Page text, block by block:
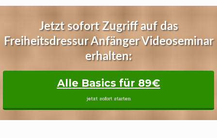
Jetzt sofort Zugriff auf das
Freiheitsdressur Anfänger Videoseminar
erhalten:
Alle Basics für 89€
jetzt sofort starten